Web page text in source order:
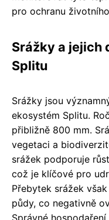
pro ochranu
Srážky a jejich
Splitu
Srážky jsou
ekosystém Splitu.
přibližně 800 mm.
vegetaci a
srážek podporuje
což je klíčové pro
Přebytek srážek
půdy, co negativně
Správné